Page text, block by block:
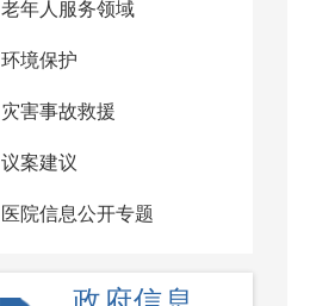
老年人服务领域
环境保护
灾害事故救援
议案建议
医院信息公开专题